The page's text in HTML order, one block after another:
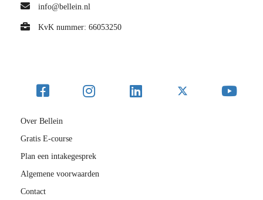
info@bellein.nl
KvK nummer: 66053250
Over Bellein
Gratis E-course
Plan een intakegesprek
Algemene voorwaarden
Contact